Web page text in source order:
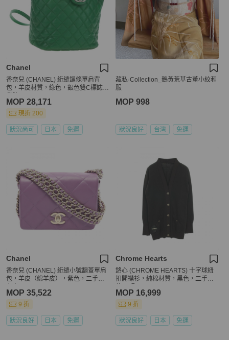
Chanel
香奈兒 (CHANEL) 絎縫鏈條單肩背
包，羊皮材質，綠色，銀色雙C標誌，
MOP 28,171
現折 200
狀況尚可 日本 免運
藏私·Collection_鵝黃荒草古董小紋和
服
MOP 998
狀況良好 台灣 免運
Chanel
香奈兒 (CHANEL) 絎縫小號翻蓋單肩
包，羊皮（綿羊皮），紫色，二手，
MOP 35,522
9 折
狀況良好 日本 免運
Chrome Hearts
鉻心 (CHROME HEARTS) 十字球紐
扣開襟衫，純棉材質，黑色，二手女
MOP 16,999
9 折
狀況良好 日本 免運